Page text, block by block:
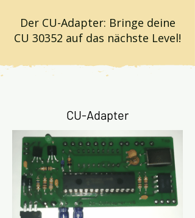
Der CU-Adapter: Bringe deine
CU 30352 auf das nächste Level!
CU-Adapter